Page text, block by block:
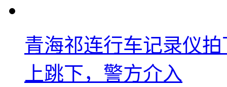
青海祁连行车记录仪
上跳下，警方介入